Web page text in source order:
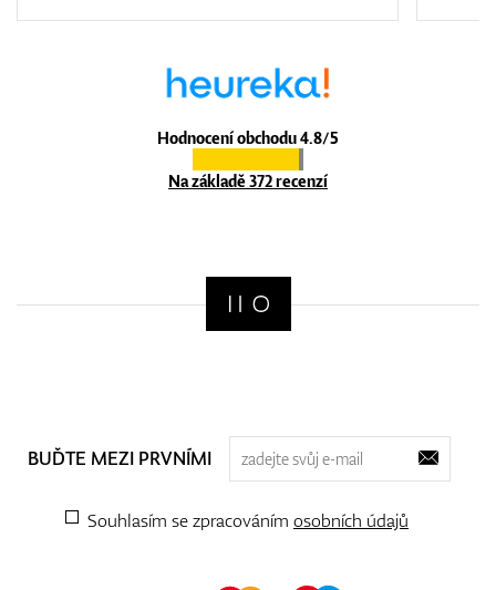
Hodnocení obchodu 4.8/5
Na základě 372 recenzí
BUĎTE MEZI PRVNÍMI
Souhlasím se zpracováním osobních údajů